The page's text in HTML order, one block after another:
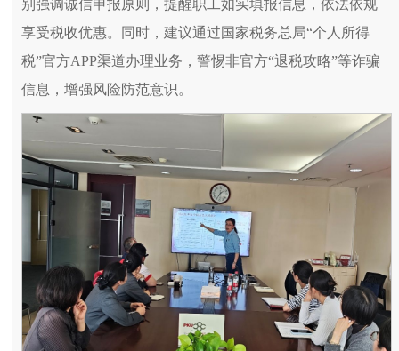
别强调诚信申报原则，提醒职工如实填报信息，依法依规
享受税收优惠。同时，建议通过国家税务总局“个人所得
税”官方APP渠道办理业务，警惕非官方“退税攻略”等诈骗
信息，增强风险防范意识。